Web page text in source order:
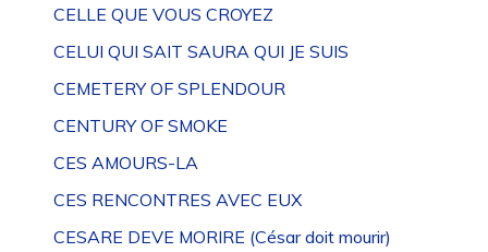
CELLE QUE VOUS CROYEZ
CELUI QUI SAIT SAURA QUI JE SUIS
CEMETERY OF SPLENDOUR
CENTURY OF SMOKE
CES AMOURS-LA
CES RENCONTRES AVEC EUX
CESARE DEVE MORIRE (César doit mourir)